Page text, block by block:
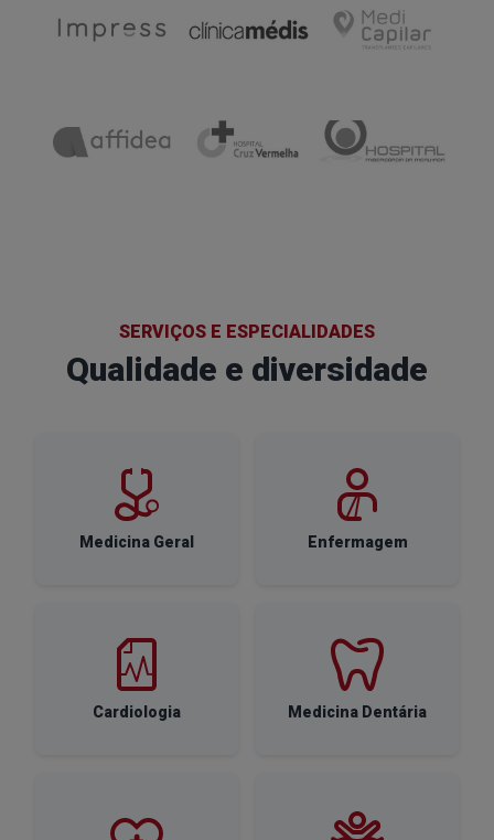
SERVIÇOS E ESPECIALIDADES
Qualidade e diversidade
Medicina Geral Enfermagem
Cardiologia Medicina Dentária